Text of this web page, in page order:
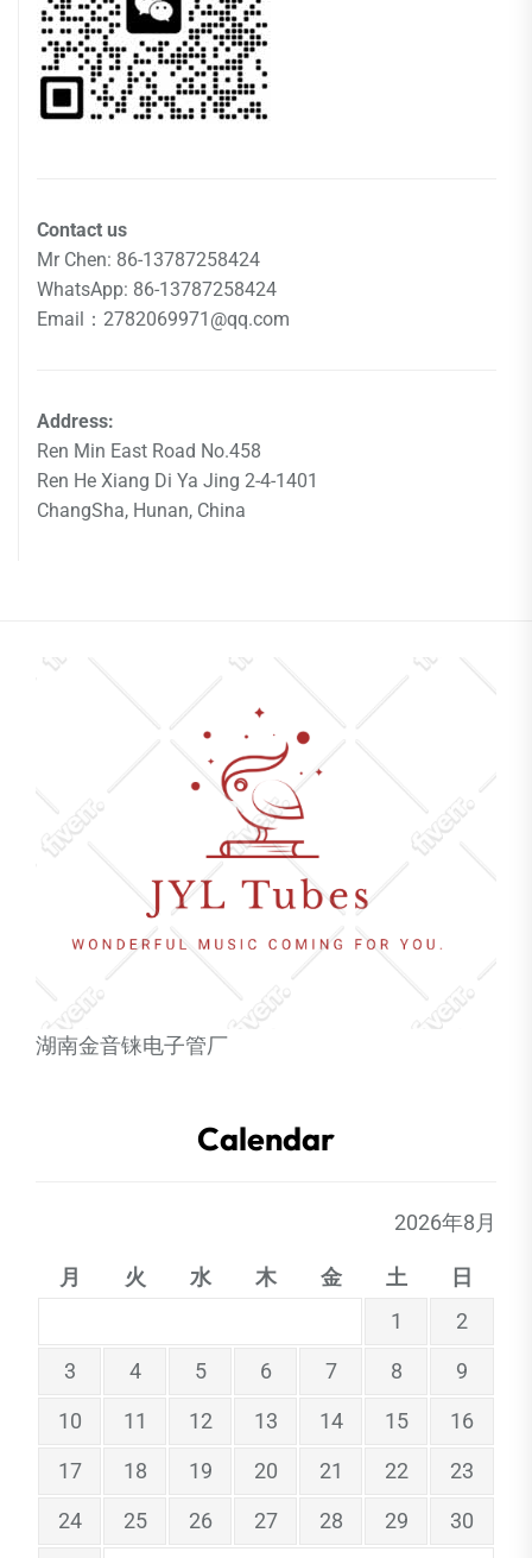
Contact us
Mr Chen: 86-13787258424
WhatsApp: 86-13787258424
Email：2782069971@qq.com
Address:
Ren Min East Road No.458
Ren He Xiang Di Ya Jing 2-4-1401
ChangSha, Hunan, China
湖南金音铼电子管厂
Calendar
2026年8月
月 火 水 木 金 土
日
1
2
3
4 5 6 7 8
9
10
11 12 13 14 15
16
17
18 19 20 21 22
23
24
25 26 27 28 29
30